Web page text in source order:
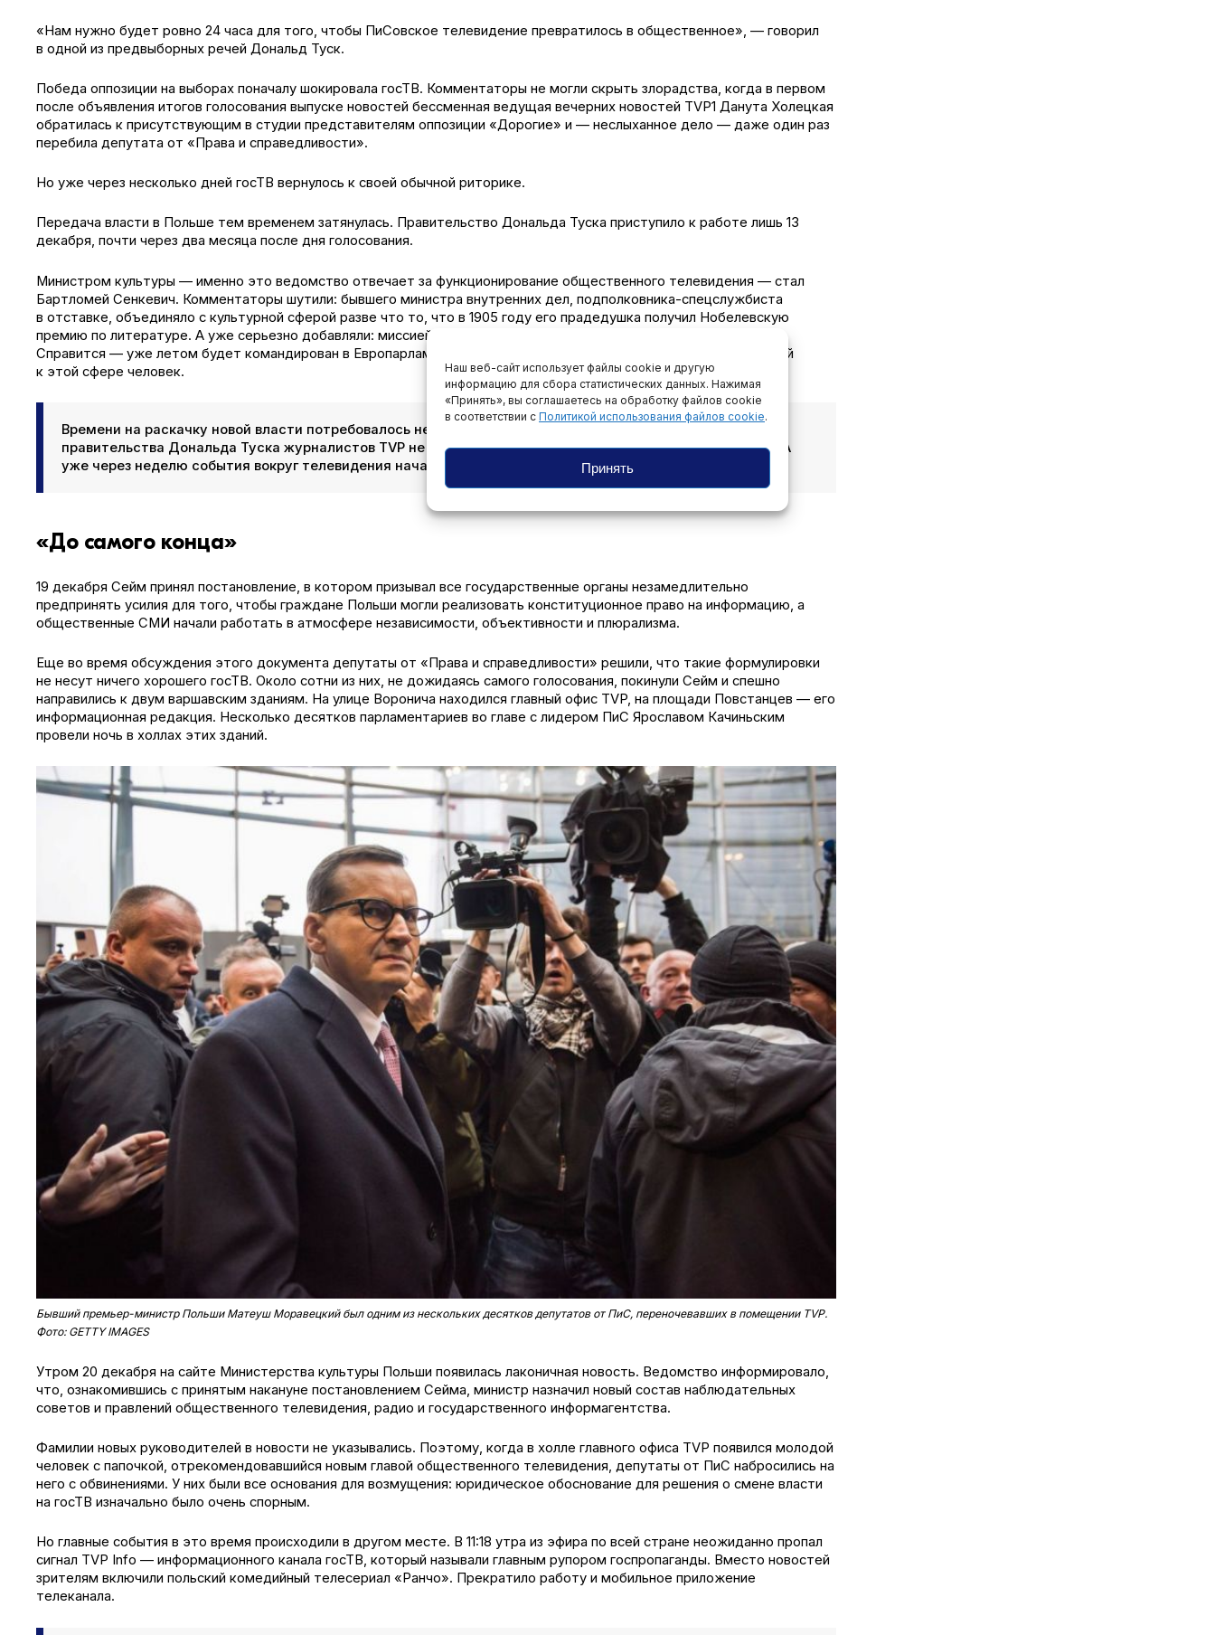
Наш веб-сайт использует файлы cookie и другую
информацию для сбора статистических данных. Нажимая
«Принять», вы соглашаетесь на обработку файлов cookie
в соответствии с Политикой использования файлов cookie.
Принять
«Нам нужно будет ровно 24 часа для того, чтобы ПиСовское телевидение превратилось в общественное», — говорил
в одной из предвыборных речей Дональд Туск.
Победа оппозиции на выборах поначалу шокировала госТВ. Комментаторы не могли скрыть злорадства, когда в первом
после объявления итогов голосования выпуске новостей бессменная ведущая вечерних новостей TVP1 Данута Холецкая
обратилась к присутствующим в студии представителям оппозиции «Дорогие» и — неслыханное дело — даже один раз
перебила депутата от «Права и справедливости».
Но уже через несколько дней госТВ вернулось к своей обычной риторике.
Передача власти в Польше тем временем затянулась. Правительство Дональда Туска приступило к работе лишь 13
декабря, почти через два месяца после дня голосования.
Министром культуры — именно это ведомство отвечает за функционирование общественного телевидения — стал
Бартломей Сенкевич. Комментаторы шутили: бывшего министра внутренних дел, подполковника-спецслужбиста
в отставке, объединяло с культурной сферой разве что то, что в 1905 году его прадедушка получил Нобелевскую
премию по литературе. А уже серьезно добавляли: миссией Сенкевича станет чистка авгиевых конюшен на TVP.
Справится — уже летом будет командирован в Европарламент, а в Министерство культуры придет более близкий
к этой сфере человек.
Времени на раскачку новой власти потребовалось немного. Уже на следующий день после утверждения
правительства Дональда Туска журналистов TVP не включили в пул польской делегации на саммит ЕС. А
уже через неделю события вокруг телевидения начали стремительно развиваться.
«До самого конца»
19 декабря Сейм принял постановление, в котором призывал все государственные органы незамедлительно
предпринять усилия для того, чтобы граждане Польши могли реализовать конституционное право на информацию, а
общественные СМИ начали работать в атмосфере независимости, объективности и плюрализма.
Еще во время обсуждения этого документа депутаты от «Права и справедливости» решили, что такие формулировки
не несут ничего хорошего госТВ. Около сотни из них, не дожидаясь самого голосования, покинули Сейм и спешно
направились к двум варшавским зданиям. На улице Воронича находился главный офис TVP, на площади Повстанцев — его
информационная редакция. Несколько десятков парламентариев во главе с лидером ПиС Ярославом Качиньским
провели ночь в холлах этих зданий.
Бывший премьер-министр Польши Матеуш Моравецкий был одним из нескольких десятков депутатов от ПиС, переночевавших в помещении TVP.
Фото: GETTY IMAGES
Утром 20 декабря на сайте Министерства культуры Польши появилась лаконичная новость. Ведомство информировало,
что, ознакомившись с принятым накануне постановлением Сейма, министр назначил новый состав наблюдательных
советов и правлений общественного телевидения, радио и государственного информагентства.
Фамилии новых руководителей в новости не указывались. Поэтому, когда в холле главного офиса TVP появился молодой
человек с папочкой, отрекомендовавшийся новым главой общественного телевидения, депутаты от ПиС набросились на
него с обвинениями. У них были все основания для возмущения: юридическое обоснование для решения о смене власти
на госТВ изначально было очень спорным.
Но главные события в это время происходили в другом месте. В 11:18 утра из эфира по всей стране неожиданно пропал
сигнал TVP Info — информационного канала госТВ, который называли главным рупором госпропаганды. Вместо новостей
зрителям включили польский комедийный телесериал «Ранчо». Прекратило работу и мобильное приложение
телеканала.